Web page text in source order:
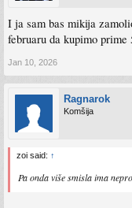
I ja sam bas mikija
februaru da kupimo prime
Jan 10, 2026
Ragnarok
Komšija
zoi said: ↑
Pa onda više smisla ima